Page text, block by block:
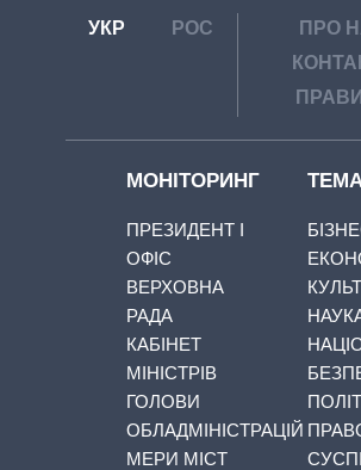
УКР РОС
ПРО
МОНІТОРИНГ
ПРЕЗИДЕНТ І
ОФІС
ВЕРХОВНА
РАДА
КАБІНЕТ
МІНІСТРІВ
ГОЛОВИ
ОБЛАДМІНІСТРАЦІЙ
МЕРИ МІСТ